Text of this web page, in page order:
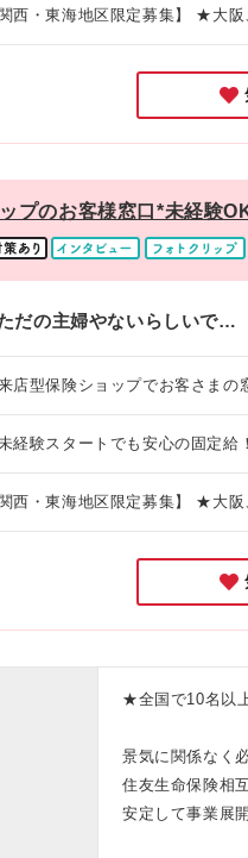
入社4～6ヶ月目：月給22万8,000円／その他待
2回 ・ホスピタリティ実践支給
店舗を盛り上げる社風です） 【あなたの成長が収入に直結します！】 ＜資格取得で毎月
支給＞ ・FP2級：1万円／月 ・FP1級：3万円／月 ＜キ
0万円 頑張り次第で、確かな高
関西・東海地区限定募集】 ★大
※お住まいの地域や希望を考慮 └U・
田ドーチカ、カリーノ江坂、デ
、ららぽーと堺、高島屋泉北、
メインなのでアクセス◎！）
記を除く当社関連勤務地 ※入社後1年間の新人研修
プのお客様窓口*未経験
だの主婦やないらしいで
店型保険ショップでお客さま
、1年間手厚くサポート ◎平日
すさ＋年2回賞与
験スタートでも安心の固定給！月収29.4万円も叶
業代は別途全額支給、昇給あり
入社4～6ヶ月目：月給22万8,000円／その他待
2回 ・ホスピタリティ実践支給
店舗を盛り上げる社風です） 【あなたの成長が収入に直結します！】 ＜資格取得で毎月
支給＞ ・FP2級：1万円／月 ・FP1級：3万円／月 ＜キ
0万円 頑張り次第で、確かな高
関西・東海地区限定募集】 ★大
※お住まいの地域や希望を考慮 └U・
田ドーチカ、カリーノ江坂、デ
、ららぽーと堺、高島屋泉北、
さい ※アクセスは各店舗により
がメインなのでアクセス◎！）
ンライン（Zoom）他となります。
★全国で10名以
景気に関係なく
住友生命保険相
安定して事業展